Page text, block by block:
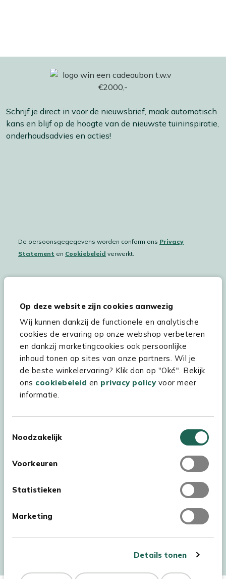
Op deze website zijn cookies aanwezig
Wij kunnen dankzij de functionele en analytische
cookies de ervaring op onze webshop verbeteren
en dankzij marketingcookies ook persoonlijke
inhoud tonen op sites van onze partners. Wil je
de beste winkelervaring? Klik dan op "Oké". Bekijk
ons cookiebeleid en privacy policyvoor meer
informatie.
Noodzakelijk
Voorkeuren
Statistieken
Marketing
Details tonen
Schrijf je direct in voor de nieuwsbrief, maak automatisch
kans en blijf op de hoogte van de nieuwste tuininspiratie,
onderhoudsadvies en acties!
De persoonsgegegevens worden conform ons Privacy
Statement en Cookiebeleid verwerkt.
Hulp & service
Assortiment
Kees Smit Tuinmeubelen
Experience Stores XXL